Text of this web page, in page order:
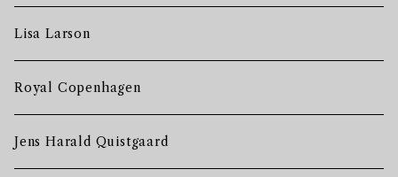
Lisa Larson
Royal Copenhagen
Jens Harald Quistgaard